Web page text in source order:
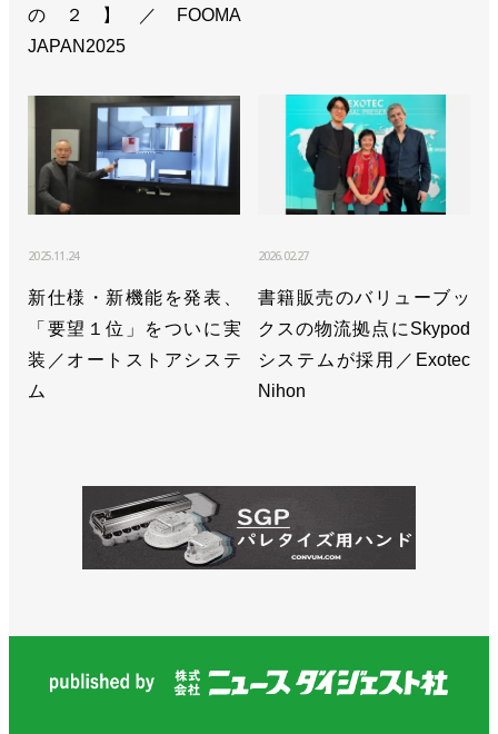
の２】／FOOMA
JAPAN2025
2025.11.24
新仕様・新機能を発表、
「要望１位」をついに実
装／オートストアシステ
ム
2026.02.27
書籍販売のバリューブッ
クスの物流拠点にSkypod
システムが採用／Exotec
Nihon